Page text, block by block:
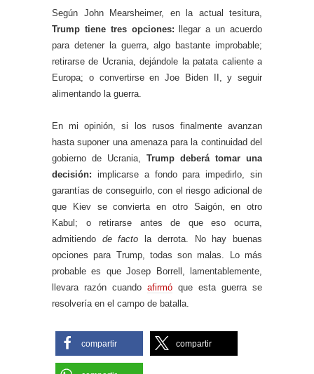
Según John Mearsheimer, en la actual tesitura,
Trump tiene tres opciones: llegar a un acuerdo
para detener la guerra, algo bastante improbable;
retirarse de Ucrania, dejándole la patata caliente a
Europa; o convertirse en Joe Biden II, y seguir
alimentando la guerra.
En mi opinión, si los rusos finalmente avanzan
hasta suponer una amenaza para la continuidad del
gobierno de Ucrania, Trump deberá tomar una
decisión: implicarse a fondo para impedirlo, sin
garantías de conseguirlo, con el riesgo adicional de
que Kiev se convierta en otro Saigón, en otro
Kabul; o retirarse antes de que eso ocurra,
admitiendo de facto la derrota. No hay buenas
opciones para Trump, todas son malas. Lo más
probable es que Josep Borrell, lamentablemente,
llevara razón cuando afirmó que esta guerra se
resolvería en el campo de batalla.
compartir compartir